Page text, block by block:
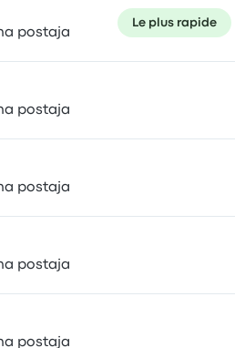
postaja
Le plus rapide
postaja
postaja
postaja
postaja